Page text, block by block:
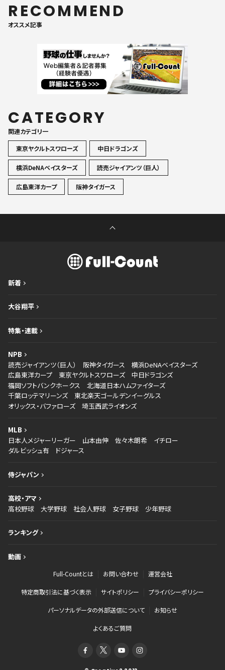
RECOMMEND
オススメ記事
CATEGORY
関連カテゴリ一
東京ヤクルトスワローズ
中日ドラゴンズ
横浜DeNAベイスターズ 読売ジャイアンツ（巨人）
広島東洋カープ 阪神タイガース
新着
大谷翔平
特集・連載
NPB
読売ジャイアンツ（巨人）
阪神タイガース
横浜DeNAベイスターズ
広島東洋カープ
東京ヤクルトスワローズ
中日ドラゴンズ
福岡ソフトバンクホークス
北海道日本ハムファイターズ
千葉ロッテマリーンズ
東北楽天ゴールデンイーグルス
オリックス・バファローズ
埼玉西武ライオンズ
MLB
日本人メジャーリーガー
山本由伸 佐々木朗希
イチロー
ダルビッシュ有
ドジャース
侍ジャパン
高校・アマ
高校野球
大学野球 社会人野球 女子野球 少年野球
ランキング
動画
Full-Countとは お問い合わせ 運営会社
特定商取引法に基づく表示 サイトポリシー プライバシーポリシー
パーソナルデータの外部送信について お知らせ
よくあるご質問